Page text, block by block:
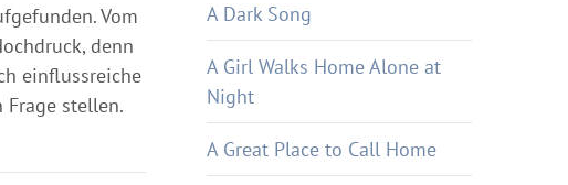
Vom
denn
einflussreiche
stellen.
A Dark Song
A Girl Walks Home Alone at
Night
A Great Place to Call Home